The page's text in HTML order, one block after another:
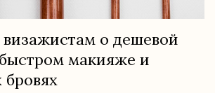
визажистам о дешевой
макияже и